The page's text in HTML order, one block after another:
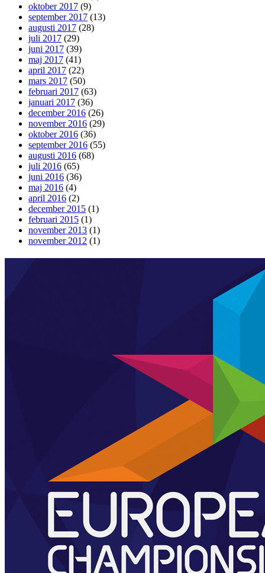
oktober 2017 (9)
september 2017 (13)
augusti 2017 (28)
juli 2017 (29)
juni 2017 (39)
maj 2017 (41)
april 2017 (22)
mars 2017 (50)
februari 2017 (63)
januari 2017 (36)
december 2016 (26)
november 2016 (29)
oktober 2016 (36)
september 2016 (55)
augusti 2016 (68)
juli 2016 (65)
juni 2016 (36)
maj 2016 (4)
april 2016 (2)
december 2015 (1)
februari 2015 (1)
november 2013 (1)
november 2012 (1)